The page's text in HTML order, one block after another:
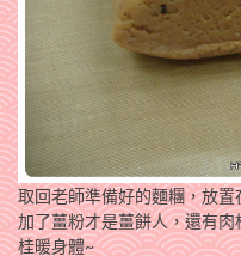
取回老師準備好的麵糰，放
加了薑粉才是薑餅人，還有
桂暖身體~